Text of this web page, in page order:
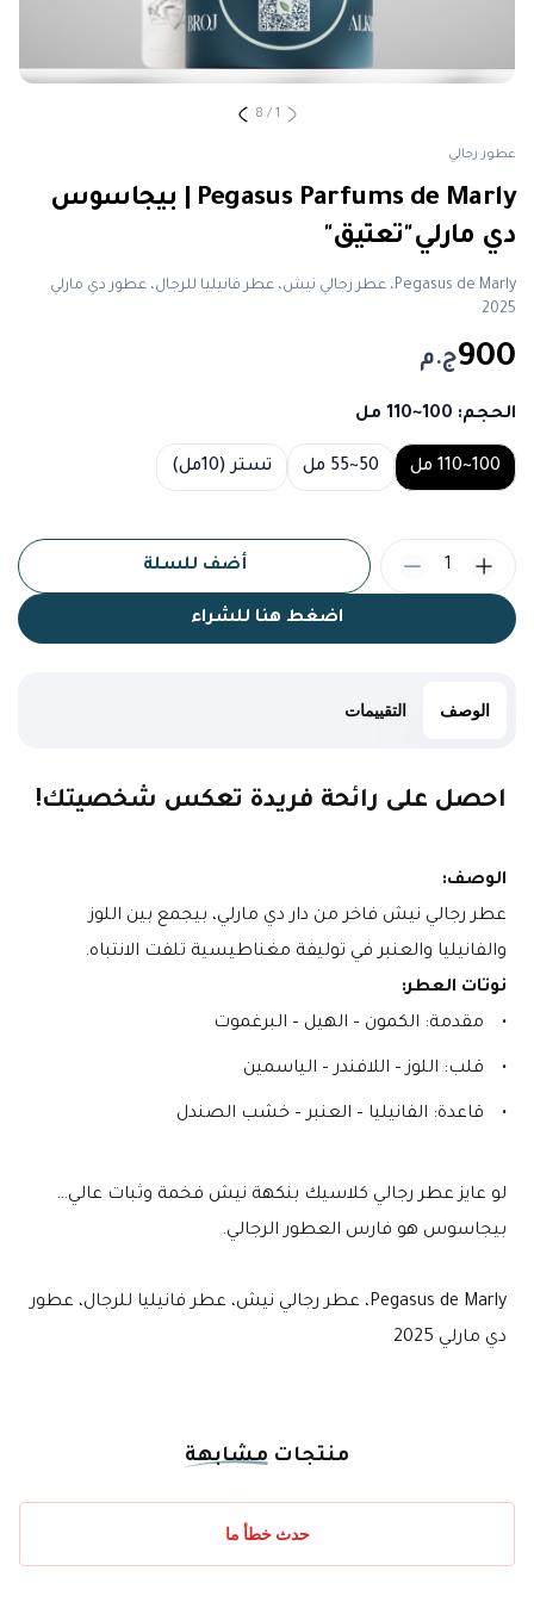
1
/
8
عطور رجالي
Pegasus Parfums de Marly | بيجاسوس
دي مارلي"تعتيق"
Pegasus de Marly، عطر رجالي نيش، عطر فانيليا للرجال، عطور دي مارلي
2025
900ج.م
الحجم: 100~110 مل
Choose a size
100~110 مل 50~55 مل تستر (10مل)
اضغط هنا للشراء
أضف للسلة 1
الوصف التقييمات
احصل على رائحة فريدة تعكس شخصيتك!
الوصف:
عطر رجالي نيش فاخر من دار دي مارلي، بيجمع بين اللوز
والفانيليا والعنبر في توليفة مغناطيسية تلفت الانتباه.
نوتات العطر:
مقدمة: الكمون – الهيل – البرغموت
قلب: اللوز – اللافندر – الياسمين
قاعدة: الفانيليا – العنبر – خشب الصندل
بيجاسوس هو فارس العطور الرجالي.
Pegasus de Marly، عطر رجالي نيش، عطر فانيليا للرجال، عطور
دي مارلي 2025
منتجات مشابهة
حدث خطأ ما